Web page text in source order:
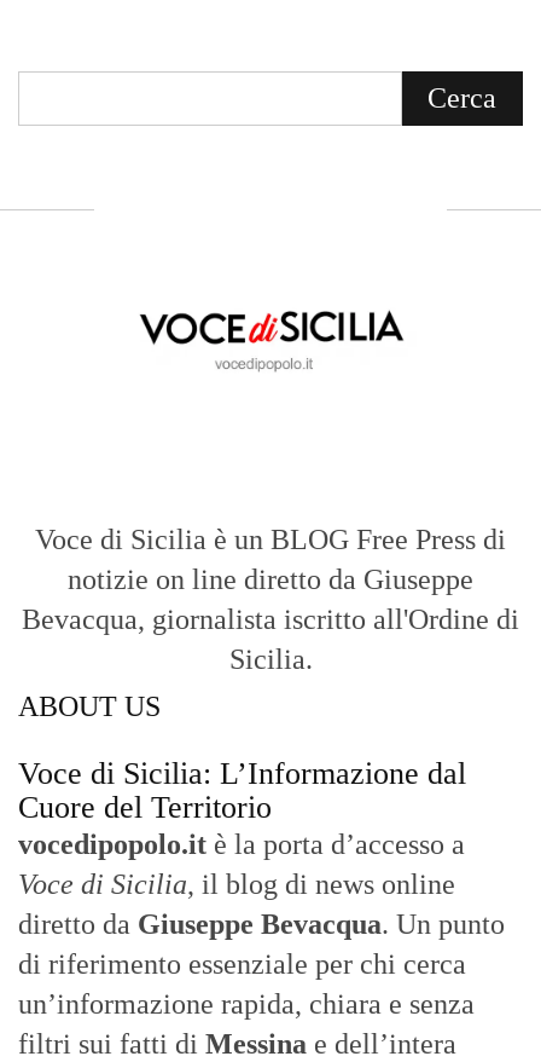
Voce di Sicilia è un BLOG Free Press di
notizie on line diretto da Giuseppe
Bevacqua, giornalista iscritto all'Ordine di
Sicilia.
ABOUT US
Voce di Sicilia: L’Informazione dal
Cuore del Territorio
vocedipopolo.it è la porta d’accesso a
Voce di Sicilia, il blog di news online
diretto da Giuseppe Bevacqua. Un punto
di riferimento essenziale per chi cerca
un’informazione rapida, chiara e senza
filtri sui fatti di Messina e dell’intera